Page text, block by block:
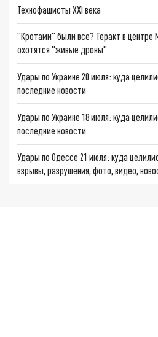
Технофашисты XXI века
"Кротами" были все? Теракт в центре
охотятся "живые дроны"
Удары по Украине 20 июля: куда
последние новости
Удары по Украине 18 июля: куда
последние новости
Удары по Одессе 21 июля: куда
взрывы, разрушения, фото, видео,